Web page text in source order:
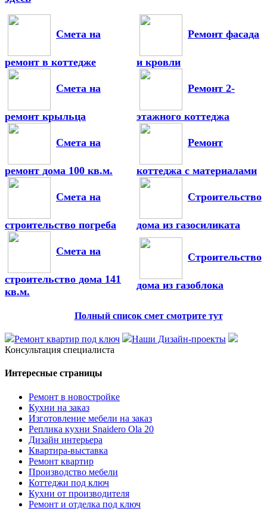
Смета на
ремонт в коттедже
Ремонт фасада
и кровли
Смета на
ремонт крыльца
Ремонт 2-
этажного коттеджа
Смета на
ремонт дома 100 кв.м.
Ремонт
коттеджа с материалами
Смета на
строительство погреба
Строительство
дома из газосиликата
Смета на
строительство дома 141
кв.м.
Строительство
дома из газоблока
Полный список смет смотрите тут
Ремонт квартир под ключ
Наши Дизайн-проекты
Консультация специалиста
Интересные страницы
Ремонт в новостройке
Кухни на заказ
Изготовление мебели на заказ
Реплика кухни Snaidero Ola 20
Дизайн интерьера
Квартира-выставка
Ремонт квартир
Производство мебели
Коттеджи под ключ
Кухни от производителя
Ремонт и отделка под ключ